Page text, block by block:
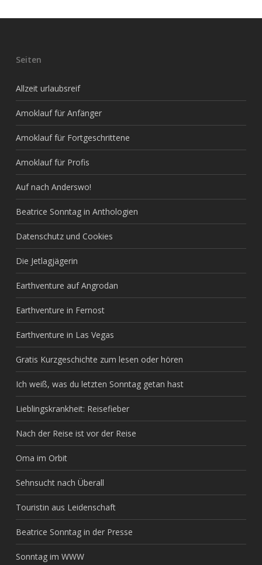
Seiten
Allzeit urlaubsreif
Amoklauf für Anfänger
Amoklauf für Fortgeschrittene
Amoklauf für Profis
Auf nach Anderswo!
Beatrice Sonntag in Anthologien
Datenschutz und Cookies
Die Jetlagjägerin
Earthventure auf Angrodan
Earthventure in Fernost
Earthventure in Las Vegas
Gratis Kurzgeschichte zum lesen oder hören
Ich weiß, was du letzten Sonntag getan hast
Lieblingskrankheit: Reisefieber
Nach der Reise ist vor der Reise
Oma im Orbit
Sehnsucht nach Überall
Touristin aus Leidenschaft
Beatrice Sonntag in der Presse
Sonntag im WWW